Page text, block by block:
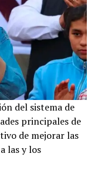
del sistema de
principales de
de mejorar las
las y los